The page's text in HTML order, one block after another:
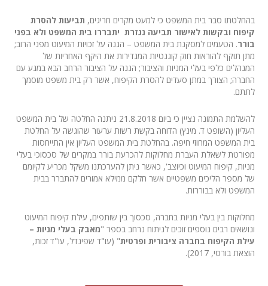
בהחלטתו סבר בית המשפט כי למעט מקרים חריגים, תביעות להסרת
קיפוח ובקשות לאישור תביעה נגזרת יתבררו בית המשפט ולא בפני
בורר. הטעמים למסקנת בית המשפט – הגנה על זכויות המיעוט מפני הרוב;
מתן תוקף להוראות חוק קוגנטיות המגדירות את היקף האחריות של
המנהלים כלפי בעלי המניות והציבור; הגנה על הציבור הרחב הבא במגע עם
החברה; הצורך במתן סעדים להסרת הקיפוח, אשר רק בית משפט מוסמך
לתתם.
להשלמת התמונה נציין כי ביום 21.8.2018 ניתנה החלטה של בית המשפט
העליון (השופט ד. מינץ) הדוחה בקשת רשות ערעור שהוגשה על החלטת
בית המשפט המחוזי חיפה. בהחלטת בית המשפט העליון אין התייחסות
מפורטת לשאלת העברת מחלוקות להכרעת בורר במקרים של סכסוכי בעלי
מניות, קיפוח המיעוט וכיוצב', כאשר ניתן להערכתנו משקל מכריע לקיומם
של מספר הליכים משפטיים אשר חלקם ממילא אמורים להתברר בבית
המשפט ולא בבוררות.
מחלוקות בין בעלי מניות בחברה, סכסוך בין שותפים, עילת קיפוח המיעוט
ונושאים רבים נוספים זוכים לניתוח נרחב בספר "מאבק בעלי מניות –
עילת הקיפוח בחברה ציבורית ופרטית" (עו"ד שפינדל, עו"ד זכות,
הוצאת בורסי, 2017).